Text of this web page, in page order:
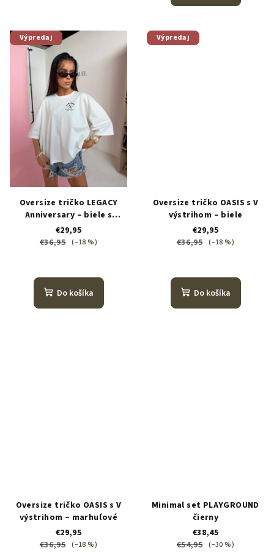
Výpredaj
Oversize tričko LEGACY
Anniversary – biele s
čiernou potlačou
€29,95
€36,95 (–18 %)
Do košíka
Výpredaj
Oversize tričko OASIS s V
výstrihom – biele
€29,95
€36,95 (–18 %)
Do košíka
Oversize tričko OASIS s V
výstrihom – marhuľové
€29,95
€36,95 (–18 %)
Minimal set PLAYGROUND
čierny
€38,45
€54,95 (–30 %)